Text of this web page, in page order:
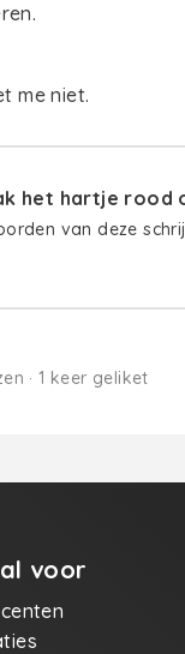
me niet.
het hartje rood
van deze
· 1 keer geliket
voor